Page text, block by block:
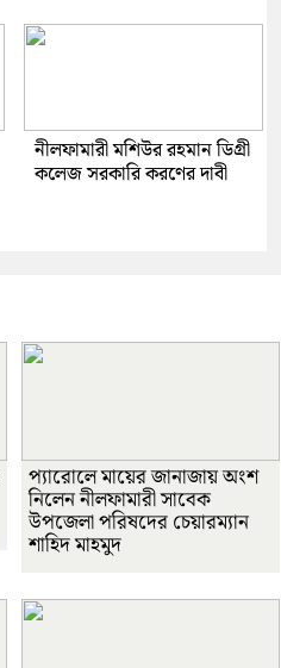
নীলফামারী মশিউর রহমান ডিগ্রী
কলেজ সরকারি করণের দাবী
প্যারোলে মায়ের জানাজায় অংশ
নিলেন নীলফামারী সাবেক
উপজেলা পরিষদের চেয়ারম্যান
শাহিদ মাহমুদ